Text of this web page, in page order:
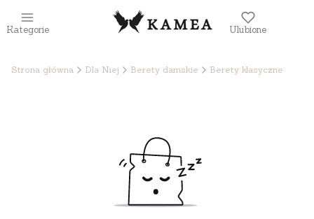
Kategorie Ulubione
Strona główna Dla Niej Berety damskie Berety klasyczne